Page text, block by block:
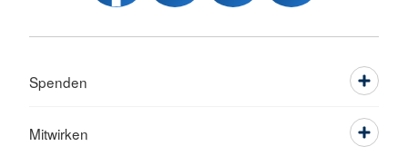
Spenden
Mitwirken